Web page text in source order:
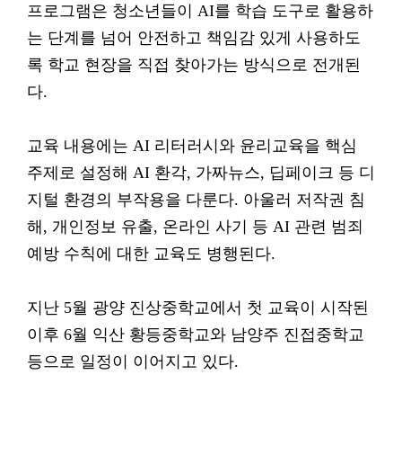
프로그램은 청소년들이 AI를 학습 도구로 활용하
는 단계를 넘어 안전하고 책임감 있게 사용하도
록 학교 현장을 직접 찾아가는 방식으로 전개된
다.
교육 내용에는 AI 리터러시와 윤리교육을 핵심
주제로 설정해 AI 환각, 가짜뉴스, 딥페이크 등 디
지털 환경의 부작용을 다룬다. 아울러 저작권 침
해, 개인정보 유출, 온라인 사기 등 AI 관련 범죄
예방 수칙에 대한 교육도 병행된다.
지난 5월 광양 진상중학교에서 첫 교육이 시작된
이후 6월 익산 황등중학교와 남양주 진접중학교
등으로 일정이 이어지고 있다.